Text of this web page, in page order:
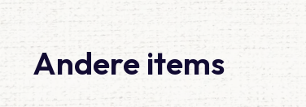
Andere items